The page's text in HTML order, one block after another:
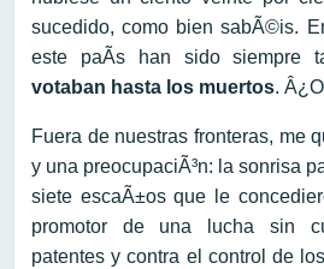
sucedido, como bien sabÃ©is.
este paÃ­s han sido siempre
votaban hasta los muertos.
Fuera de nuestras fronteras, me
y una preocupaciÃ³n: la sonrisa
siete escaÃ±os que le
promotor de una lucha sin
patentes y contra el control de